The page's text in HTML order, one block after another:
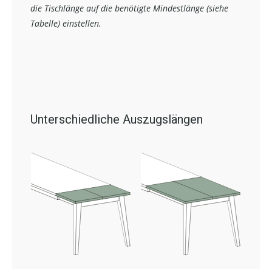
die Tischlänge auf die benötigte Mindestlänge (siehe
Tabelle) einstellen.
Unterschiedliche Auszugslängen